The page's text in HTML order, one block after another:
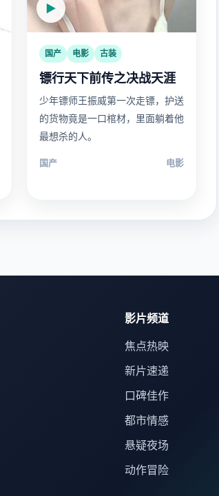
▶
国产 电影 古装
镖行天下前传之决战天涯
少年镖师王振威第一次走镖，护送
的货物竟是一口棺材，里面躺着他
最想杀的人。
国产 电影
影片频道
焦点热映
新片速递
口碑佳作
都市情感
悬疑夜场
动作冒险